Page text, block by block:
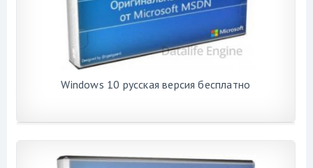
Windows 10 русская версия бесплатно